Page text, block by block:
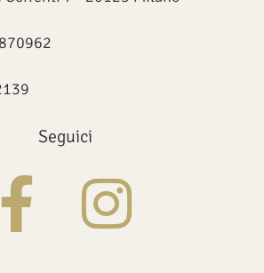
Seguici